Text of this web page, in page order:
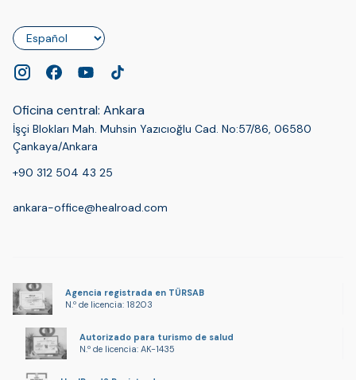
Idioma
Oficina central: Ankara
İşçi Blokları Mah. Muhsin Yazıcıoğlu Cad. No:57/86, 06580
Çankaya/Ankara
+90 312 504 43 25
ankara-office@healroad.com
Agencia registrada en TÜRSAB
N.º de licencia: 18203
Autorizado para turismo de salud
N.º de licencia: AK-1435